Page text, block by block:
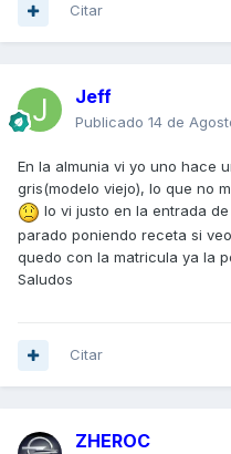
Citar
Jeff
Publicado 14 de
En la almunia vi yo uno hace
gris(modelo viejo), lo que no
lo vi justo en la entrada
parado poniendo receta si
quedo con la matricula ya la
Saludos
Citar
ZHEROC